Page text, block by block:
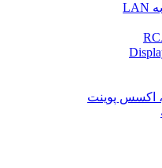
اکسس پوینت